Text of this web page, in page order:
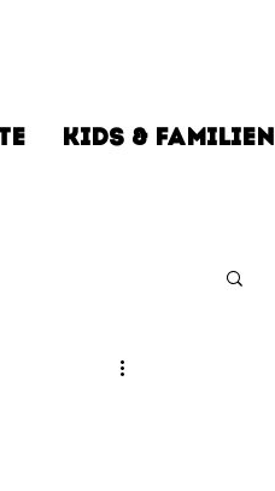
KIDS & FAMILIEN